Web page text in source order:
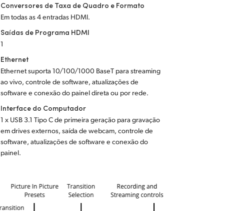
Conversores de Taxa de Quadro e Formato
Em todas as 4 entradas HDMI.
Saídas de Programa HDMI
1
Ethernet
Ethernet suporta 10/100/1000 BaseT para streaming
ao vivo, controle de software, atualizações de
software e conexão do painel direta ou por rede.
Interface do Computador
1 x USB 3.1 Tipo C de primeira geração para gravação
em drives externos, saída de webcam, controle de
software, atualizações de software e conexão do
painel.